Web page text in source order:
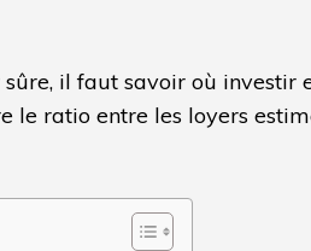
il faut savoir où investir
le ratio entre les loyers